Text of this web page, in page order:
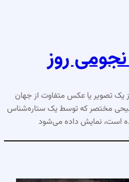
روز
تصویر یا عکس متفاوت از جهان
مختصر که توسط یک ستاره‌شناس
است، نمایش داده می‌شود